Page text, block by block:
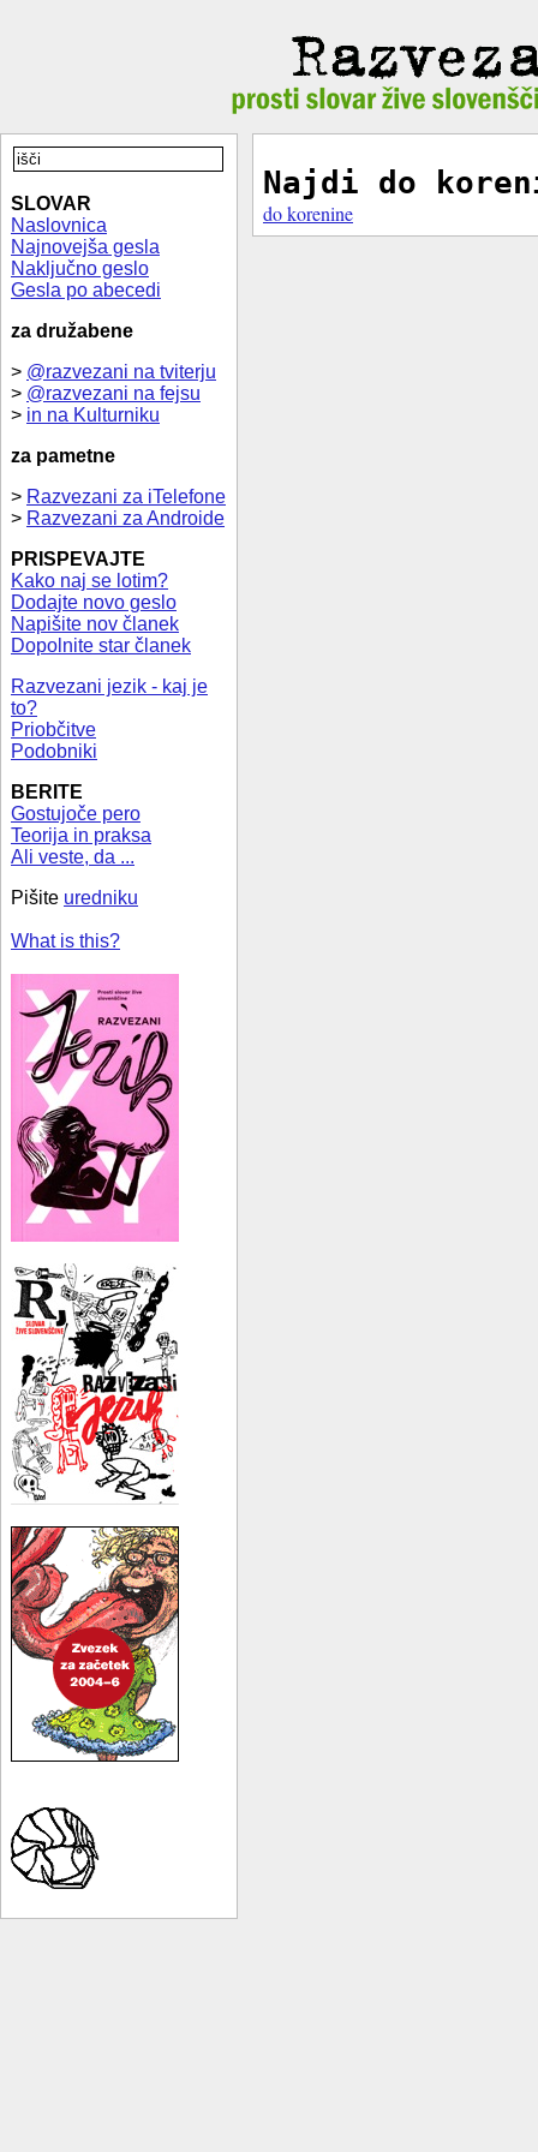
SLOVAR
Naslovnica
Najnovejša gesla
Naključno geslo
Gesla po abecedi
za družabene
> @razvezani na tviterju
> @razvezani na fejsu
> in na Kulturniku
za pametne
> Razvezani za iTelefone
> Razvezani za Androide
PRISPEVAJTE
Kako naj se lotim?
Dodajte novo geslo
Napišite nov članek
Dopolnite star članek
Razvezani jezik - kaj je
to?
Priobčitve
Podobniki
BERITE
Gostujoče pero
Teorija in praksa
Ali veste, da ...
Pišite uredniku
What is this?
Najdi do
do korenine